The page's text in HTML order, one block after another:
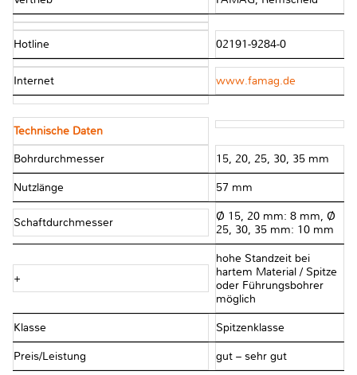
Hotline 02191-9284-0
Internet www.famag.de
Technische Daten
Bohrdurchmesser 15, 20, 25, 30, 35 mm
Nutzlänge 57 mm
Schaftdurchmesser
Ø 15, 20 mm: 8 mm, Ø
25, 30, 35 mm: 10 mm
+
hohe Standzeit bei
hartem Material / Spitze
oder Führungsbohrer
möglich
Klasse Spitzenklasse
Preis/Leistung gut – sehr gut